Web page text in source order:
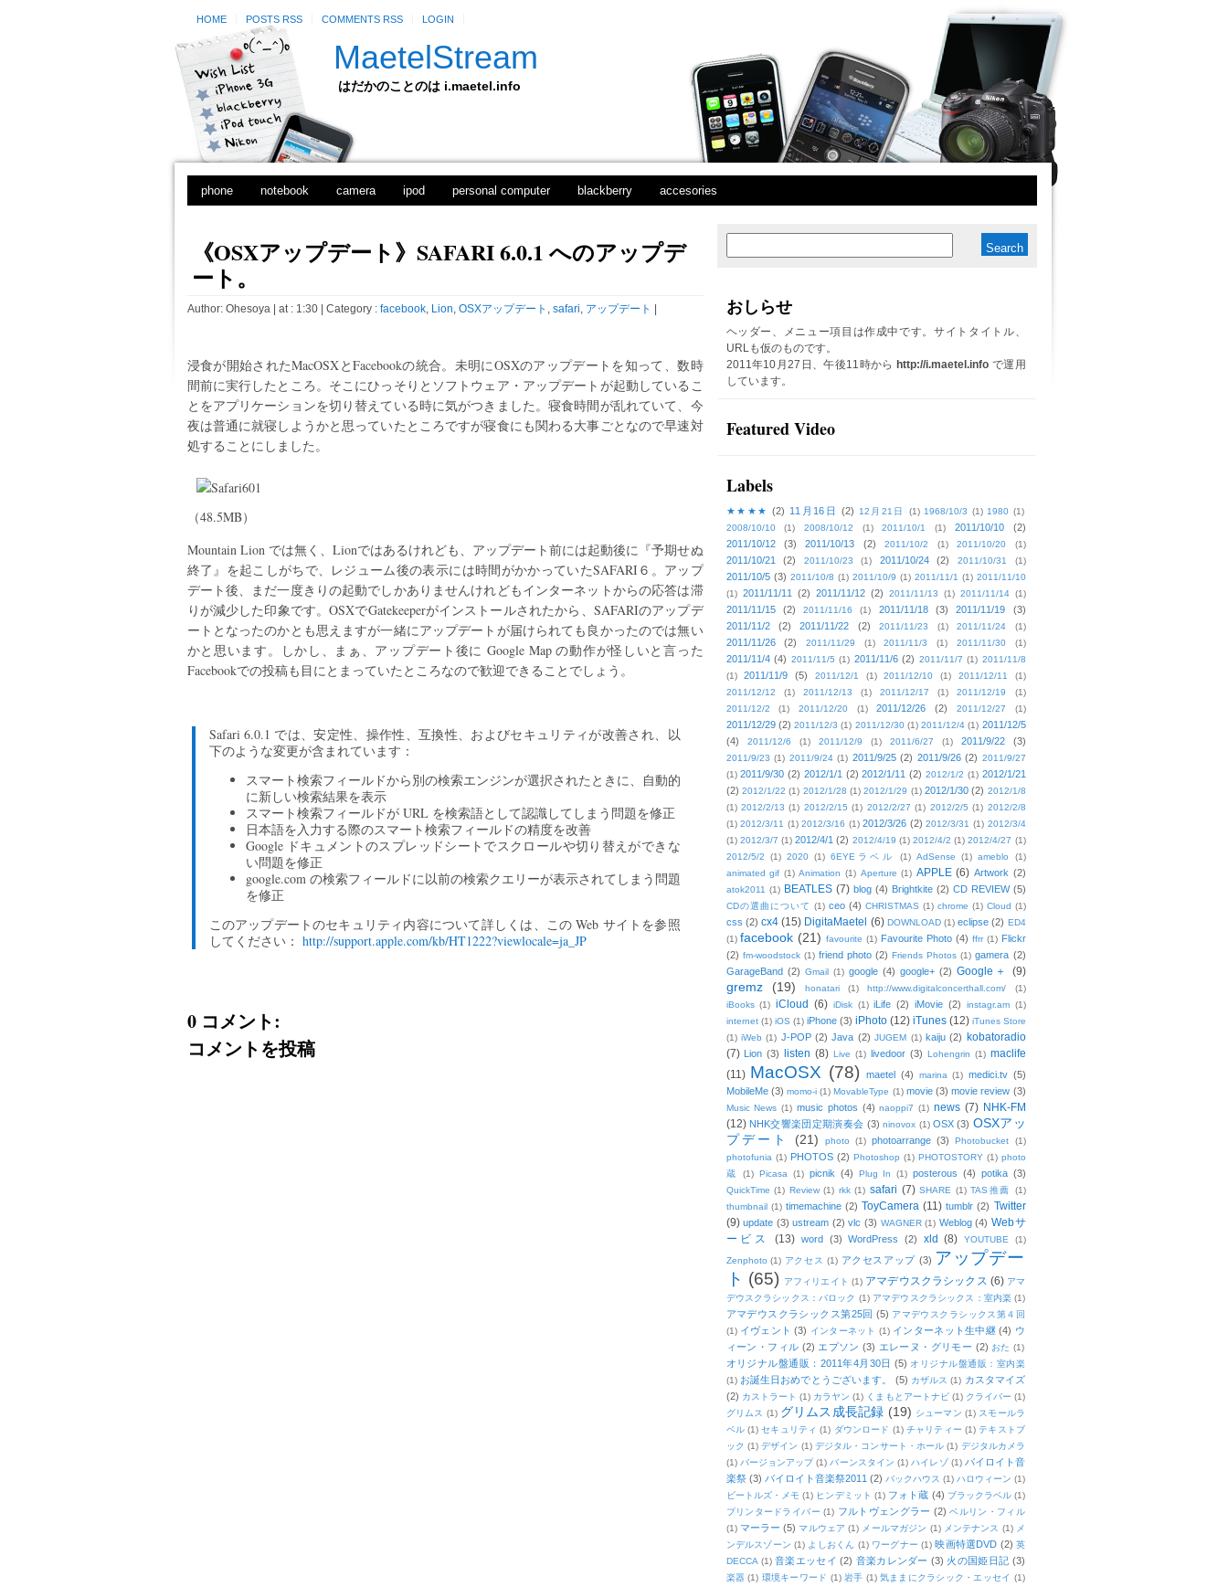
HOME POSTS RSS COMMENTS RSS LOGIN
MaetelStream
はだかのことのは i.maetel.info
phone notebook camera ipod personal computer blackberry accesories
《OSXアップデート》SAFARI 6.0.1 へのアップデ
ート。
Author: Ohesoya| at : 1:30 | Category : facebook, Lion, OSXアップデート , safari, アップデート
浸食が開始されたMacOSXとFacebookの統合。未明にOSXのアップデートを知って、数時
間前に実行したところ。そこにひっそりとソフトウェア・アップデートが起動しているこ
とをアプリケーションを切り替えている時に気がつきました。寝食時間が乱れていて、今
夜は普通に就寝しようかと思っていたところですが寝食にも関わる大事ごとなので早速対
処することにしました。
（48.5MB）
Mountain Lion では無く、Lionではあるけれども、アップデート前には起動後に『予期せぬ
終了』を起こしがちで、レジューム後の表示には時間がかかっていたSAFARI６。アップ
デート後、まだ一度きりの起動でしかありませんけれどもインターネットからの応答は滞
りが減少した印象です。OSXでGatekeeperがインストールされたから、SAFARIのアップデ
ートとなったのかとも思えますが一緒にアップデートが届けられても良かったのでは無い
かと思います。しかし、まぁ、アップデート後に Google Map の動作が怪しいと言った
Facebookでの投稿も目にとまっていたところなので歓迎できることでしょう。
Safari 6.0.1 では、安定性、操作性、互換性、およびセキュリティが改善され、以
下のような変更が含まれています：
スマート検索フィールドから別の検索エンジンが選択されたときに、自動的
に新しい検索結果を表示
スマート検索フィールドが URL を検索語として認識してしまう問題を修正
日本語を入力する際のスマート検索フィールドの精度を改善
Google ドキュメントのスプレッドシートでスクロールや切り替えができな
い問題を修正
google.com の検索フィールドに以前の検索クエリーが表示されてしまう問題
を修正
このアップデートのセキュリティ内容について詳しくは、この Web サイトを参照
してください： http://support.apple.com/kb/HT1222?viewlocale=ja_JP
0 コメント:
コメントを投稿
稿
おしらせ
ヘッダー、メニュー項目は作成中です。サイトタイトル、
URLも仮のものです。
2011年10月27日、午後11時から http://i.maetel.info で運用
しています。
Featured Video
Labels
★★★★ (2) 11月16日 (2) 12月21日 (1) 1968/10/3 (1) 1980 (1)
2008/10/10
(1) 2008/10/12 (1) 2011/10/1 (1) 2011/10/10
(2)
2011/10/12
(3) 2011/10/13 (2) 2011/10/2 (1) 2011/10/20 (1)
2011/10/21 (2) 2011/10/23 (1) 2011/10/24 (2) 2011/10/31 (1)
2011/10/5 (3) 2011/10/8 (1) 2011/10/9 (1) 2011/11/1 (1) 2011/11/10
(1) 2011/11/11 (2) 2011/11/12 (2) 2011/11/13 (1) 2011/11/14 (1)
2011/11/15 (2) 2011/11/16 (1) 2011/11/18 (3) 2011/11/19
(3)
2011/11/2
(2) 2011/11/22 (2) 2011/11/23 (1) 2011/11/24 (1)
2011/11/26 (2) 2011/11/29 (1) 2011/11/3 (1) 2011/11/30 (1)
2011/11/4 (4) 2011/11/5 (1) 2011/11/6 (2) 2011/11/7 (1) 2011/11/8
(1)
2011/11/9 (5) 2011/12/1 (1) 2011/12/10 (1) 2011/12/11
(1)
2011/12/12
(1) 2011/12/13 (1) 2011/12/17 (1) 2011/12/19
(1)
2011/12/2
(1) 2011/12/20 (1) 2011/12/26 (2) 2011/12/27 (1)
2011/12/29 (2) 2011/12/3 (1) 2011/12/30 (1) 2011/12/4 (1) 2011/12/5
(4)
2011/12/6 (1) 2011/12/9 (1) 2011/6/27 (1) 2011/9/22 (3)
2011/9/23 (1) 2011/9/24 (1) 2011/9/25 (2) 2011/9/26 (2) 2011/9/27
(1) 2011/9/30 (2) 2012/1/1 (2) 2012/1/11 (2) 2012/1/2 (1) 2012/1/21
(2) 2012/1/22 (1) 2012/1/28 (1) 2012/1/29 (1) 2012/1/30 (2) 2012/1/8
(1) 2012/2/13 (1) 2012/2/15 (1) 2012/2/27 (1) 2012/2/5 (1) 2012/2/8
(1) 2012/3/11 (1) 2012/3/16 (1) 2012/3/26 (2) 2012/3/31 (1) 2012/3/4
(1) 2012/3/7 (1) 2012/4/1 (2) 2012/4/19 (1) 2012/4/2 (1) 2012/4/27 (1)
2012/5/2
(1) 2020 (1) 6EYEラベル (1) AdSense (1) ameblo
(1)
animated gif (1) Animation (1) Aperture (1) APPLE (6) Artwork (2)
atok2011 (1) BEATLES (7) blog (4) Brightkite (2) CD REVIEW (5)
CDの選曲について (1) ceo (4) CHRISTMAS (1) chrome (1) Cloud (1)
css (2) cx4 (15) DigitaMaetel (6) DOWNLOAD (1) eclipse (2) ED4
(1) facebook (21) favourite (1) Favourite Photo (4) ffrr (1) Flickr
(2) fm-woodstock (1) friend photo (2) Friends Photos (1) gamera (2)
GarageBand (2) Gmail (1) google (4) google+ (2) Google＋ (9)
gremz (19) honatari (1) http://www.digitalconcerthall.com/
(1)
iBooks (1) iCloud (6) iDisk (1) iLife (2) iMovie (2) instagr.am (1)
internet (1) iOS (1) iPhone (3) iPhoto (12) iTunes (12) iTunes Store
(1) iWeb (1) J-POP (2) Java (2) JUGEM (1) kaiju (2)
kobatoradio
(7) Lion (3) listen (8) Live (1) livedoor (3) Lohengrin (1) maclife
(11) MacOSX (78) maetel (4) marina (1) medici.tv (5)
MobileMe (3) momo-i (1) MovableType (1) movie (3) movie review (3)
Music News (1) music photos (4) naoppi7 (1) news (7) NHK-FM
(12) NHK交響楽団定期演奏会 (3) ninovox (1) OSX (3) OSXアッ
プデート
(21) photo (1) photoarrange (3) Photobucket
(1)
photofunia (1) PHOTOS (2) Photoshop (1) PHOTOSTORY (1) photo
蔵
(1) Picasa (1) picnik (4) Plug In (1) posterous (4) potika (3)
QuickTime (1) Review (1) rkk (1) safari (7) SHARE (1) TAS推薦
(1)
thumbnail (1) timemachine (2) ToyCamera (11) tumblr (2) Twitter
(9) update (3) ustream (2) vlc (3) WAGNER (1) Weblog (4) Webサ
ービス
(13) word (3) WordPress (2) xld (8) YOUTUBE (1)
Zenphoto (1) アクセス (1) アクセスアップ (3) アップデー
ト (65) アフィリエイト (1) アマデウスクラシックス (6) アマ
デウスクラシックス：バロック (1) アマデウスクラシックス：室内楽 (1)
アマデウスクラシックス第25回 (5) アマデウスクラシックス第４回
(1) イヴェント (3) インターネット (1) インターネット生中継 (4) ウ
ィーン・フィル (2) エプソン (3) エレーヌ・グリモー (2) おた (1)
オリジナル盤通販：2011年4月30日 (5) オリジナル盤通販：室内楽
(1) お誕生日おめでとうございます。 (5) カザルス (1) カスタマイズ
(2) カストラート (1) カラヤン (1) くまもとアートナビ (1) クライバー (1)
グリムス (1) グリムス成長記録 (19) シューマン (1) スモールラ
ベル (1) セキュリティ (1) ダウンロード (1) チャリティー (1) テキストブ
ック (1) デザイン (1) デジタル・コンサート・ホール (1) デジタルカメラ
(1) バージョンアップ (1) バーンスタイン (1) ハイレゾ (1) バイロイト音
楽祭 (3) バイロイト音楽祭2011 (2) バックハウス (1) ハロウィーン (1)
ビートルズ・メモ (1) ヒンデミット (1) フォト蔵 (4) ブラックラベル (1)
プリンタードライバー (1) フルトヴェングラー (2) ベルリン・フィル
(1) マーラー (5) マルウェア (1) メールマガジン (1) メンテナンス (1) メ
ンデルスゾーン (1) よしおくん (1) ワーグナー (1) 映画特選DVD (2) 英
DECCA (1) 音楽エッセイ (2) 音楽カレンダー (3) 火の国姫日記 (3)
楽器 (1) 環境キーワード (1) 岩手 (1) 気ままにクラシック・エッセイ (1)